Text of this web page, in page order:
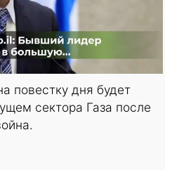
повестку дня будет
сектора Газа после